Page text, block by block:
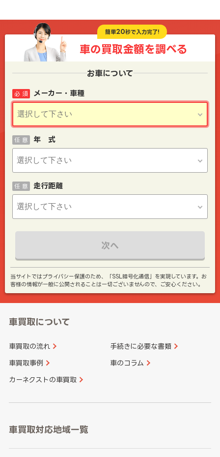
簡単20秒で入力完了!
車の買取金額を調べる
お車について
メーカー・車種
必 須
年 式
任 意
走行距離
任 意
次へ
当サイトではプライバシー保護のため、「SSL暗号化通信」を実現しています。お
客様の情報が一般に公開されることは一切ございませんので、ご安心ください。
車買取について
車買取の流れ 手続きに必要な書類
車買取事例 車のコラム
カーネクストの車買取
車買取対応地域一覧